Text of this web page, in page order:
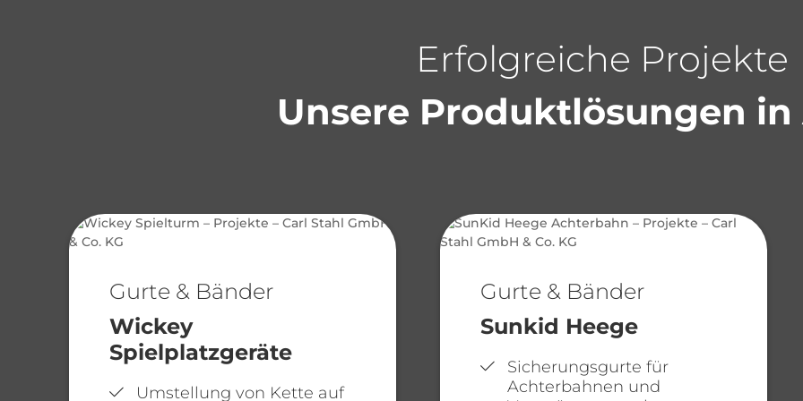
Erfolgreiche Projekte
Unsere Produktlösungen
Gurte & Bänder
Wickey
Spielplatzgeräte
Umstellung von Kette auf
Gurte & Bänder
Sunkid Heege
Sicherungsgurte für
Achterbahnen und